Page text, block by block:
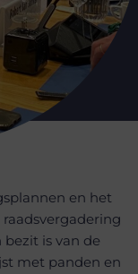
en het
is van de
met panden en